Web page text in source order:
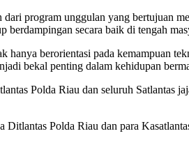
program unggulan yang bertujuan
berdampingan secara baik di tengah
berorientasi pada kemampuan
bekal penting dalam kehidupan
Polda Riau dan seluruh Satlantas
Ditlantas Polda Riau dan para